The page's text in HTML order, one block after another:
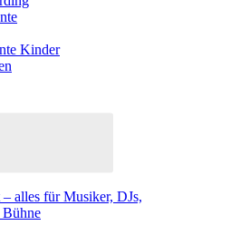
Kinder
alles für Musiker, DJs,